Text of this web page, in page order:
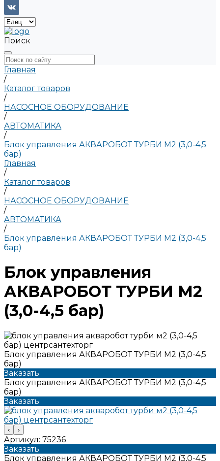
Поиск
Главная
/
Каталог товаров
/
НАСОСНОЕ ОБОРУДОВАНИЕ
/
АВТОМАТИКА
/
Блок управления АКВАРОБОТ ТУРБИ М2 (3,0-4,5
бар)
Главная
/
Каталог товаров
/
НАСОСНОЕ ОБОРУДОВАНИЕ
/
АВТОМАТИКА
/
Блок управления АКВАРОБОТ ТУРБИ М2 (3,0-4,5
бар)
Блок управления
АКВАРОБОТ ТУРБИ М2
(3,0-4,5 бар)
Блок управления АКВАРОБОТ ТУРБИ М2 (3,0-4,5
бар)
Заказать
Блок управления АКВАРОБОТ ТУРБИ М2 (3,0-4,5
бар)
Заказать
‹ ›
Артикул: 75236
Заказать
Блок управления АКВАРОБОТ ТУРБИ М2 (3,0-4,5